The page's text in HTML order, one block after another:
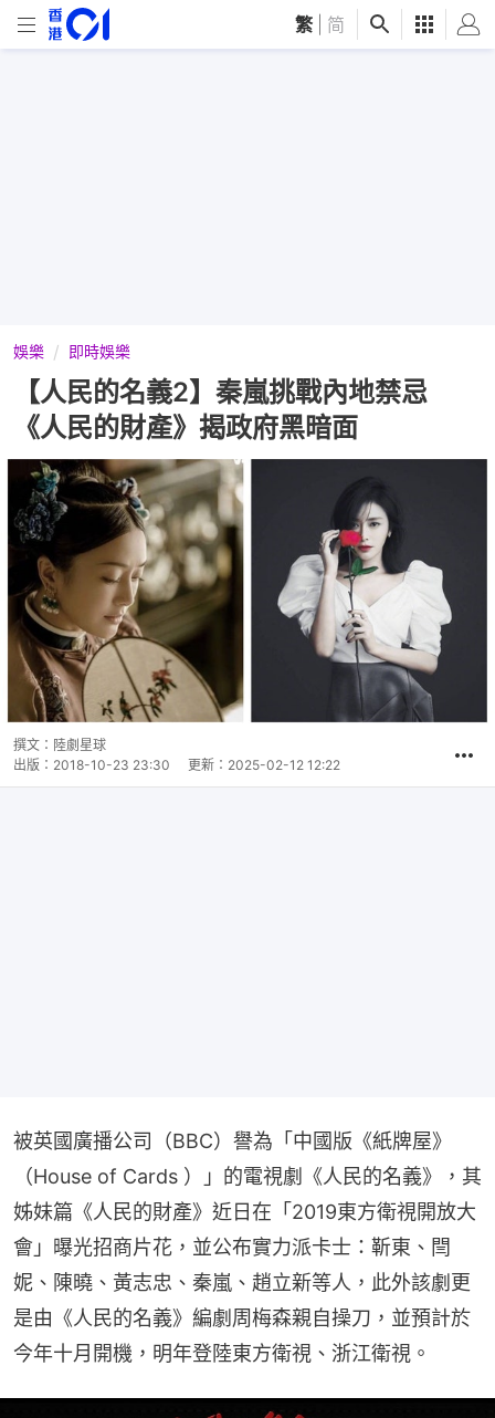
繁 简
娛樂 即時娛樂
【人民的名義2】秦嵐挑戰內地禁忌
《人民的財產》揭政府黑暗面
撰文： 陸劇星球
出版： 2018-10-23 23:30 更新： 2025-02-12 12:22
被英國廣播公司（BBC）譽為「中國版《紙牌屋》
（House of Cards ）」的電視劇《人民的名義》，其
姊妹篇《人民的財產》近日在「2019東方衛視開放大
會」曝光招商片花，並公布實力派卡士：靳東、閆
妮、陳曉、黃志忠、秦嵐、趙立新等人，此外該劇更
是由《人民的名義》編劇周梅森親自操刀，並預計於
今年十月開機，明年登陸東方衛視、浙江衛視。